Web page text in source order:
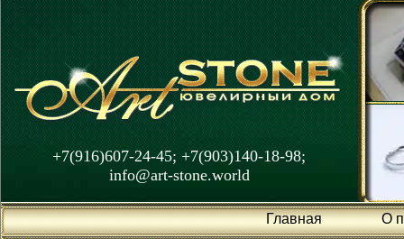
+7(916)607-24-45; +7(903)140-18-98;
info@art-stone.world
Главная О